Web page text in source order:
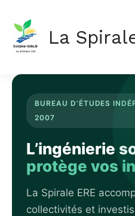
contenu
La
BUREAU D’ÉTUDES
2007
L’ingénierie
protège vos
La Spirale ERE
collectivités et